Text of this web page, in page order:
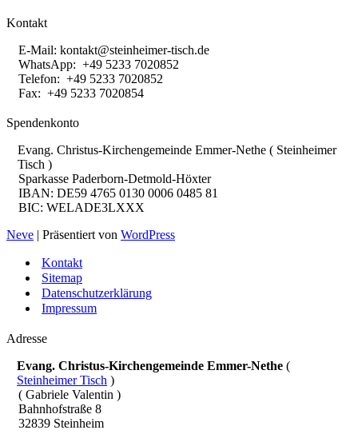
Kontakt
E-Mail: kontakt@steinheimer-tisch.de
WhatsApp: +49 5233 7020852
Telefon: +49 5233 7020852
Fax: +49 5233 7020854
Spendenkonto
Evang. Christus-Kirchengemeinde Emmer-Nethe ( Steinheimer
Tisch )
Sparkasse Paderborn-Detmold-Höxter
IBAN: DE59 4765 0130 0006 0485 81
BIC: WELADE3LXXX
Neve | Präsentiert von WordPress
Kontakt
Sitemap
Datenschutzerklärung
Impressum
Adresse
Evang. Christus-Kirchengemeinde Emmer-Nethe (
Steinheimer Tisch )
( Gabriele Valentin )
Bahnhofstraße 8
32839 Steinheim